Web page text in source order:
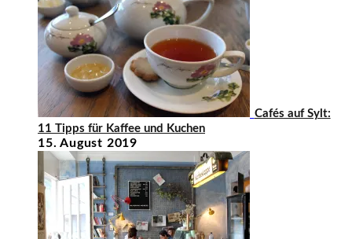
Cafés auf Sylt:
11 Tipps für Kaffee und Kuchen
15. August 2019